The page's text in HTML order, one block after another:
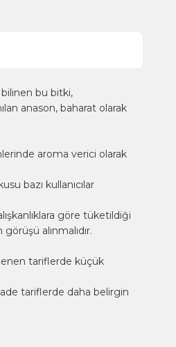
bilinen bu bitki,
anason, baharat olarak
aroma verici olarak
bazı kullanıcılar
göre tüketildiği
alınmalıdır.
tariflerde küçük
tariflerde daha belirgin